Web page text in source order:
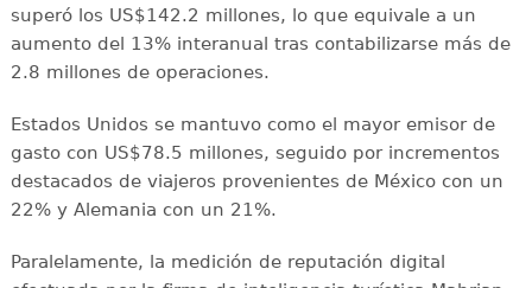
superó los US$142.2 millones, lo que equivale a un
aumento del 13% interanual tras contabilizarse más de
2.8 millones de operaciones.
Estados Unidos se mantuvo como el mayor emisor de
gasto con US$78.5 millones, seguido por incrementos
destacados de viajeros provenientes de México con un
22% y Alemania con un 21%.
Paralelamente, la medición de reputación digital